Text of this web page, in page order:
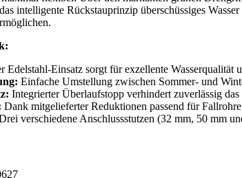
intelligente Rückstauprinzip überschüssiges
Edelstahl-Einsatz sorgt für exzellente Wasserqualität
Einfache Umstellung zwischen Sommer- und
Integrierter Überlaufstopp verhindert zuverlässig
Dank mitgelieferter Reduktionen passend für
verschiedene Anschlussstutzen (32 mm, 50 mm